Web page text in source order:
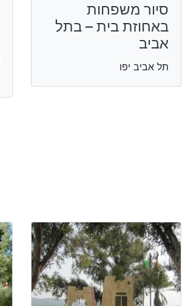
סיור משפחות
באחוזת בית – בתל
אביב
תל אביב יפו